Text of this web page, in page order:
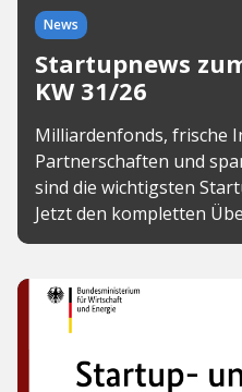
News
Startupnews
KW 31/26
Milliardenfonds, frische
Partnerschaften und
sind die wichtigsten
Jetzt den kompletten